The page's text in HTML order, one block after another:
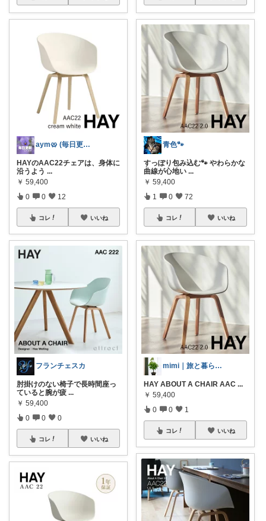
aym🥨 (毎日更新してます🙌)
HAYのAAC22チェアは、身体に
沿うよう ...
￥ 59,400
0 0 12
コレ いいね
フランチェスカ
肘掛けのない椅子で長時間座っ
ていると腕が疲 ...
￥ 59,400
0 0 0
コレ いいね
青色🐾
すっぽり包み込む🐾 やわらかな
曲線が心地い ...
￥ 59,400
1 0 72
コレ いいね
mimi｜旅と暮らし ✈️🌿
HAY ABOUT A CHAIR AAC ...
￥ 59,400
0 0 1
コレ いいね